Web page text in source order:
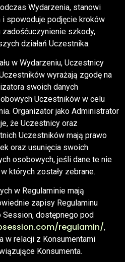
Wydarzenia, stanowi
spowoduje podjęcie kroków
zadośćuczynienie szkody,
działań Uczestnika.
w Wydarzeniu, Uczestnicy
wyrażają zgodę na
swoich danych
Uczestników w celu
Organizator jako Administrator
że Uczestnicy oraz
Uczestników mają prawo
oraz usunięcia swoich
osobowych, jeśli dane te nie
których zostały zebrane.
w Regulaminie mają
zapisy Regulaminu
Session, dostępnego pod
regulamin/,
w relacji z Konsumentami
Konsumenta.